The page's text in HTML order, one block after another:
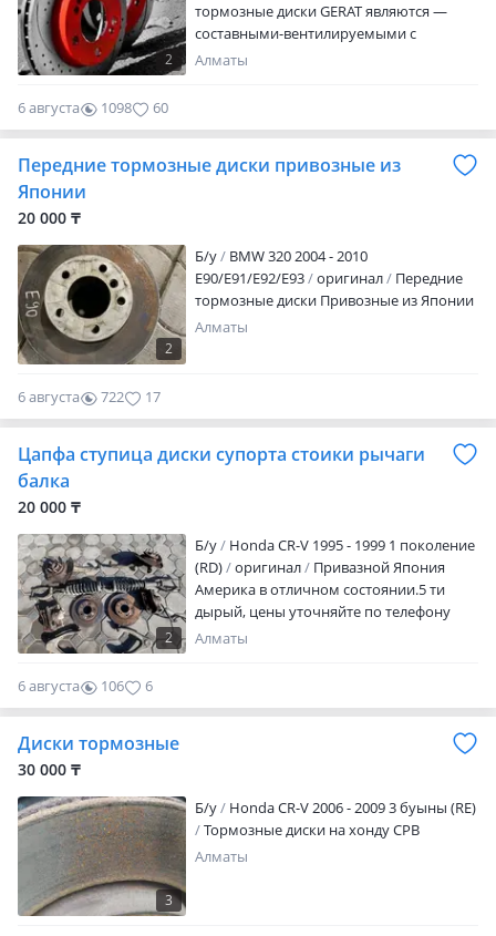
2
тормозные диски GERAT являются —
составными-вентилируемыми с
перфорацией и насечками. Что
станут "мягкими" как это происходит на
штатных системах. Тормозные диски
колодками. При взаимодействия этих
элементов возникает трение, в
результате чего скорость вращения
диска, а вместе с тем и колеса
отличаются высоким качеством и
долговечностью. Они имеет 100%
Алматы
6 августа 1098 60
Передние тормозные диски привозные из
Японии
20 000 ₸
2
Б/y
BMW 320 2004 - 2010
E90/E91/E92/E93
оригинал
Передние
тормозные диски Привозные из Японии
Алматы
6 августа 722 17
Цапфа ступица диски супорта стоики рычаги
балка
20 000 ₸
2
Б/y
Honda CR-V 1995 - 1999 1 поколение
(RD)
оригинал
Привазной Япония
Америка в отличном состоянии.5 ти
дырый, цены уточняйте по телефону
Алматы
6 августа 106 6
Диски тормозные
30 000 ₸
3
Б/y
Honda CR-V 2006 - 2009 3 буыны (RE)
Тормозные диски на хонду СРВ
Алматы